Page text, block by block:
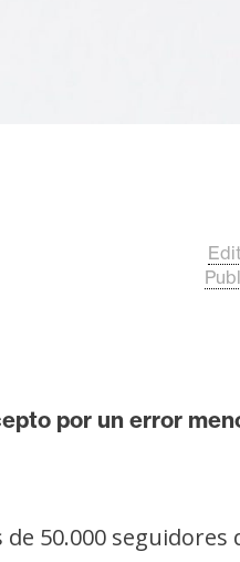
por un error
50.000 seguidores